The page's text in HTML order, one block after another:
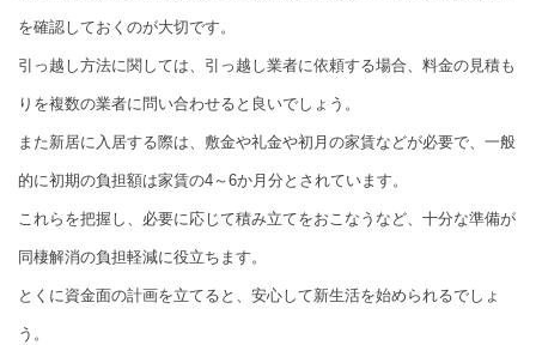
を確認しておくのが大切です。
引っ越し方法に関しては、引っ越し業者に依頼する場合、料金の見積も
りを複数の業者に問い合わせると良いでしょう。
また新居に入居する際は、敷金や礼金や初月の家賃などが必要で、一般
的に初期の負担額は家賃の4～6か月分とされています。
これらを把握し、必要に応じて積み立てをおこなうなど、十分な準備が
同棲解消の負担軽減に役立ちます。
とくに資金面の計画を立てると、安心して新生活を始められるでしょ
う。